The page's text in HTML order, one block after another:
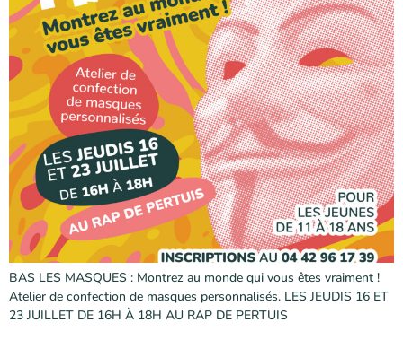
BAS LES MASQUES : Montrez au monde qui vous êtes vraiment !
Atelier de confection de masques personnalisés. LES JEUDIS 16 ET
23 JUILLET DE 16H À 18H AU RAP DE PERTUIS